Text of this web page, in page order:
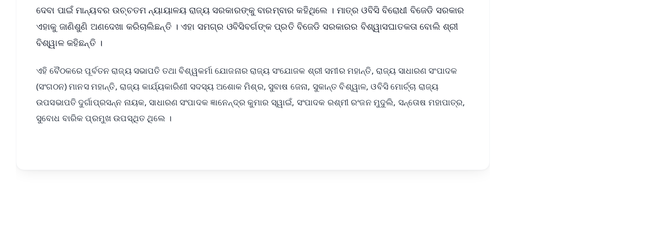
ଦେବା ପାଇଁ ମାନ୍ୟବର ଉଚ୍ଚତମ ନ୍ୟାୟାଳୟ ରାଜ୍ୟ ସରକାରଙ୍କୁ ବାରମ୍ବାର କହିଥିଲେ । ମାତ୍ର ଓବିସି ବିରୋଧୀ ବିଜେଡି ସରକାର
ଏହାକୁ ଜାଣିଶୁଣି ଅଣଦେଖା କରିଚାଲିଛନ୍ତି । ଏହା ସମଗ୍ର ଓବିସିବର୍ଗଙ୍କ ପ୍ରତି ବିଜେଡି ସରକାରର ବିଶ୍ୱାସଘାତକତା ବୋଲି ଶ୍ରୀ
ବିଶ୍ୱାଳ କହିଛନ୍ତି ।
ଏହି ବୈଠକରେ ପୂର୍ବତନ ରାଜ୍ୟ ସଭାପତି ତଥା ବିଶ୍ୱକର୍ମା ଯୋଜନାର ରାଜ୍ୟ ସଂଯୋଜକ ଶ୍ରୀ ସମୀର ମହାନ୍ତି, ରାଜ୍ୟ ସାଧାରଣ ସଂପାଦକ
(ସଂଗଠନ) ମାନସ ମହାନ୍ତି, ରାଜ୍ୟ କାର୍ଯ୍ୟକାରିଣୀ ସଦସ୍ୟ ଅଶୋକ ମିଶ୍ର, ସୁବାଷ ଜେନା, ସୁକାନ୍ତ ବିଶ୍ୱାଳ, ଓବିସି ମୋର୍ଚ୍ଚା ରାଜ୍ୟ
ଉପସଭାପତି ଦୁର୍ଗାପ୍ରସନ୍ନ ନାୟକ, ସାଧାରଣ ସଂପାଦକ ଜ୍ଞାନେନ୍ଦ୍ର କୁମାର ସ୍ୱାଇଁ, ସଂପାଦକ ରଶ୍ମୀ ରଂଜନ ମୁଦୁଲି, ସନ୍ତୋଷ ମହାପାତ୍ର,
ସୁବୋଧ ବାରିକ ପ୍ରମୁଖ ଉପସ୍ଥିତ ଥିଲେ ।